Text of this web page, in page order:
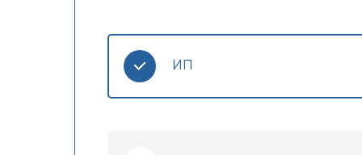
ИП